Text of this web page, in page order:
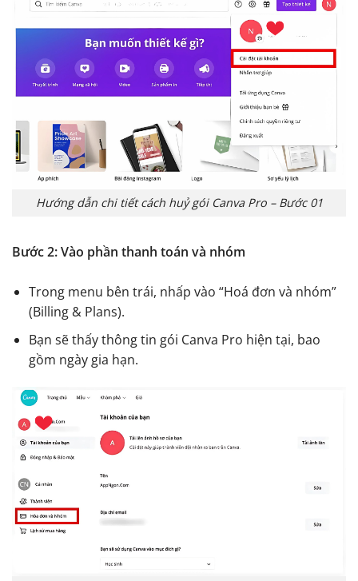
Hướng dẫn chi tiết cách huỷ gói Canva Pro – Bước 01
Bước 2: Vào phần thanh toán và nhóm
Trong menu bên trái, nhấp vào “Hoá đơn và nhóm”
(Billing & Plans).
Bạn sẽ thấy thông tin gói Canva Pro hiện tại, bao
gồm ngày gia hạn.